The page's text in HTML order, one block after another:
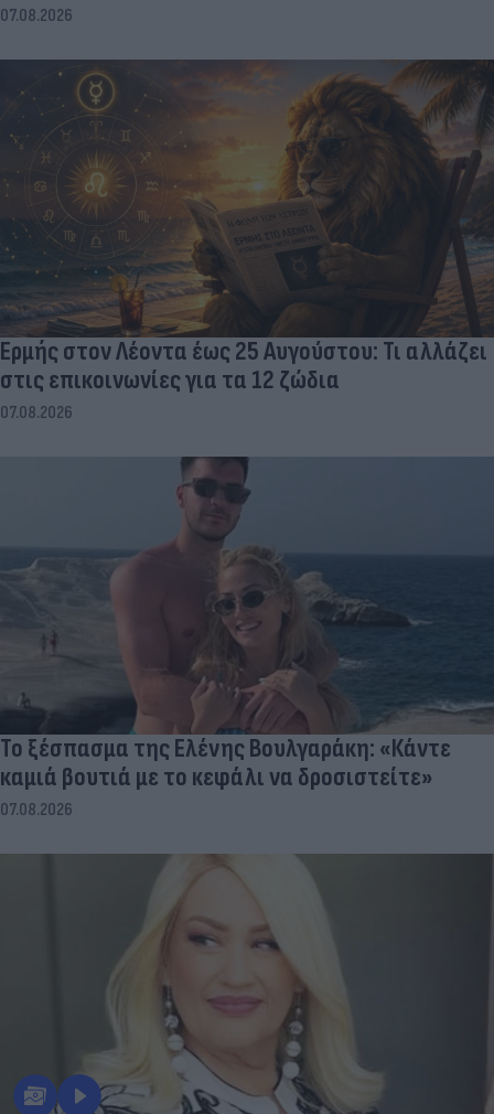
07.08.2026
Ερμής στον Λέοντα έως 25 Αυγούστου: Τι αλλάζει
στις επικοινωνίες για τα 12 ζώδια
07.08.2026
Το ξέσπασμα της Ελένης Βουλγαράκη: «Κάντε
καμιά βουτιά με το κεφάλι να δροσιστείτε»
07.08.2026